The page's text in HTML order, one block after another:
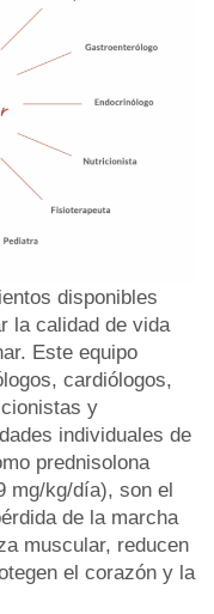
disponibles
la calidad de vida
Este equipo
cardiólogos,
y
individuales de
prednisolona
mg/kg/día), son el
de la marcha
muscular, reducen
el corazón y la